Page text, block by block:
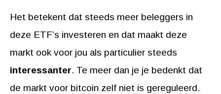
Het betekent dat steeds meer beleggers in
deze ETF’s investeren en dat maakt deze
markt ook voor jou als particulier steeds
interessanter. Te meer dan je je bedenkt dat
de markt voor bitcoin zelf niet is gereguleerd.